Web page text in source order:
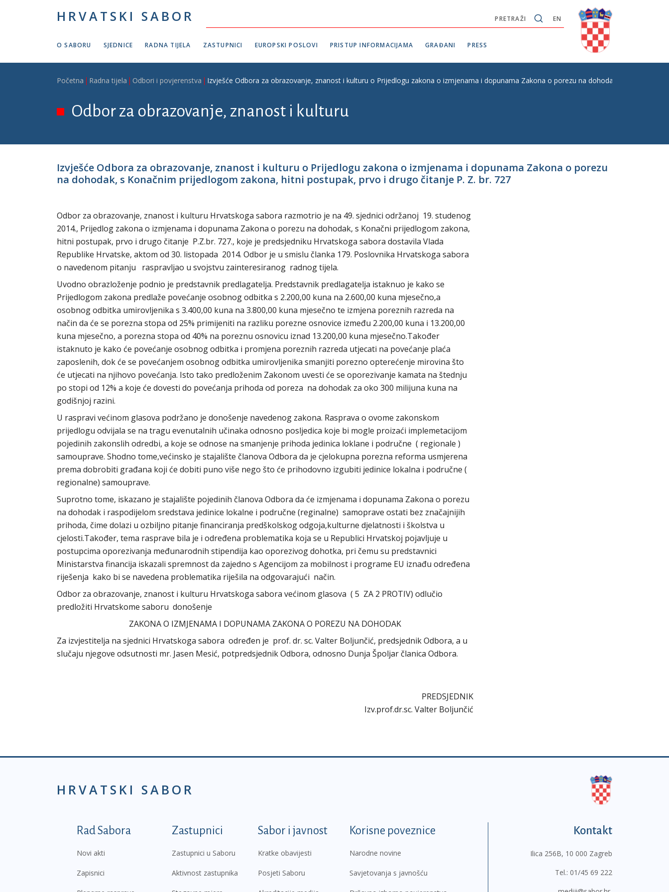
HRVATSKI SABOR EN
PRETRAŽI
O SABORU SJEDNICE RADNA TIJELA ZASTUPNICI EUROPSKI POSLOVI PRISTUP INFORMACIJAMA GRAĐANI PRESS
Breadcrumb
Početna Radna tijela Odbori i povjerenstva Izvješće Odbora za obrazovanje, znanost i kulturu o Prijedlogu zakona o izmjenama i dopunama Zakona o porezu na dohodak, s Konačnim
Odbor za obrazovanje, znanost i kulturu
Izvješće Odbora za obrazovanje, znanost i kulturu o Prijedlogu zakona o izmjenama i dopunama Zakona o porezu
na dohodak, s Konačnim prijedlogom zakona, hitni postupak, prvo i drugo čitanje P. Z. br. 727
Odbor za obrazovanje, znanost i kulturu Hrvatskoga sabora razmotrio je na 49. sjednici održanoj 19. studenog
2014., Prijedlog zakona o izmjenama i dopunama Zakona o porezu na dohodak, s Konačni prijedlogom zakona,
hitni postupak, prvo i drugo čitanje P.Z.br. 727., koje je predsjedniku Hrvatskoga sabora dostavila Vlada
Republike Hrvatske, aktom od 30. listopada 2014. Odbor je u smislu članka 179. Poslovnika Hrvatskoga sabora
o navedenom pitanju raspravljao u svojstvu zainteresiranog radnog tijela.
Uvodno obrazloženje podnio je predstavnik predlagatelja. Predstavnik predlagatelja istaknuo je kako se
Prijedlogom zakona predlaže povećanje osobnog odbitka s 2.200,00 kuna na 2.600,00 kuna mjesečno,a
osobnog odbitka umirovljenika s 3.400,00 kuna na 3.800,00 kuna mjesečno te izmjena poreznih razreda na
način da će se porezna stopa od 25% primijeniti na razliku porezne osnovice između 2.200,00 kuna i 13.200,00
kuna mjesečno, a porezna stopa od 40% na poreznu osnovicu iznad 13.200,00 kuna mjesečno.Također
istaknuto je kako će povećanje osobnog odbitka i promjena poreznih razreda utjecati na povećanje plaća
zaposlenih, dok će se povećanjem osobnog odbitka umirovljenika smanjiti porezno opterećenje mirovina što
će utjecati na njihovo povećanja. Isto tako predloženim Zakonom uvesti će se oporezivanje kamata na štednju
po stopi od 12% a koje će dovesti do povećanja prihoda od poreza na dohodak za oko 300 milijuna kuna na
godišnjoj razini.
U raspravi većinom glasova podržano je donošenje navedenog zakona. Rasprava o ovome zakonskom
prijedlogu odvijala se na tragu evenutalnih učinaka odnosno posljedica koje bi mogle proizaći implemetacijom
pojedinih zakonslih odredbi, a koje se odnose na smanjenje prihoda jedinica loklane i područne ( regionale )
samouprave. Shodno tome,većinsko je stajalište članova Odbora da je cjelokupna porezna reforma usmjerena
prema dobrobiti građana koji će dobiti puno više nego što će prihodovno izgubiti jedinice lokalna i područne (
regionalne) samouprave.
Suprotno tome, iskazano je stajalište pojedinih članova Odbora da će izmjenama i dopunama Zakona o porezu
na dohodak i raspodijelom sredstava jedinice lokalne i područne (reginalne) samoprave ostati bez značajnijih
prihoda, čime dolazi u ozbiljno pitanje financiranja predškolskog odgoja,kulturne djelatnosti i školstva u
cjelosti.Također, tema rasprave bila je i određena problematika koja se u Republici Hrvatskoj pojavljuje u
postupcima oporezivanja međunarodnih stipendija kao oporezivog dohotka, pri čemu su predstavnici
Ministarstva financija iskazali spremnost da zajedno s Agencijom za mobilnost i programe EU iznađu određena
riješenja kako bi se navedena problematika riješila na odgovarajući način.
Odbor za obrazovanje, znanost i kulturu Hrvatskoga sabora većinom glasova ( 5 ZA 2 PROTIV) odlučio
predložiti Hrvatskome saboru donošenje
ZAKONA O IZMJENAMA I DOPUNAMA ZAKONA O POREZU NA DOHODAK
Za izvjestitelja na sjednici Hrvatskoga sabora određen je prof. dr. sc. Valter Boljunčić, predsjednik Odbora, a u
slučaju njegove odsutnosti mr. Jasen Mesić, potpredsjednik Odbora, odnosno Dunja Špoljar članica Odbora.
PREDSJEDNIK
Izv.prof.dr.sc. Valter Boljunčić
HRVATSKI SABOR
Podnožje prvi izbornik
Rad Sabora
Novi akti
Zapisnici
Zastupnici
Zastupnici u Saboru
Aktivnost zastupnika
Sabor i javnost
Kratke obavijesti
Posjeti Saboru
Korisne poveznice
Narodne novine
Savjetovanja s javnošću
Kontakt
Ilica 256B, 10 000 Zagreb
Tel.: 01/45 69 222